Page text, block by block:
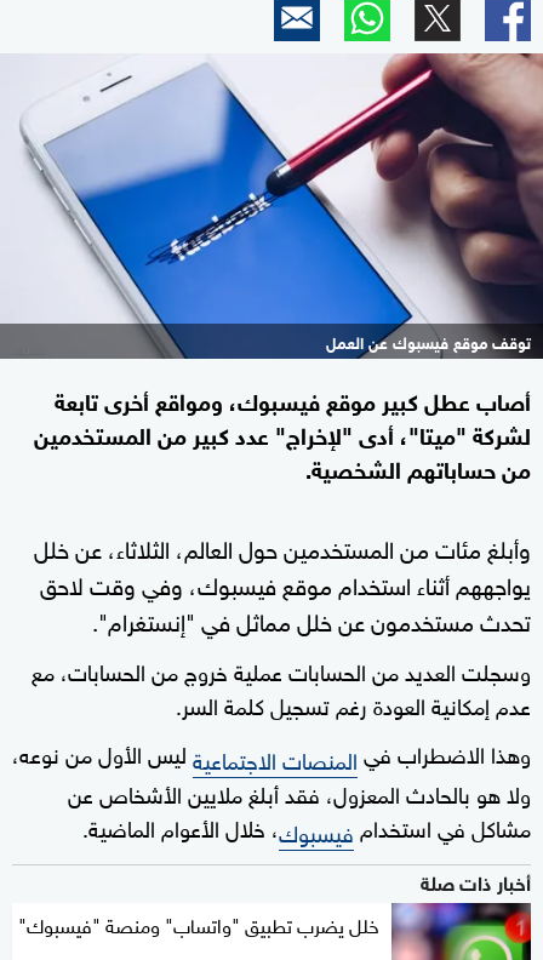
توقف موقع فيسبوك عن العمل
أصاب عطل كبير موقع فيسبوك، ومواقع أخرى تابعة
لشركة "ميتا"، أدى "لإخراج" عدد كبير من المستخدمين
من حساباتهم الشخصية.
وأبلغ مئات من المستخدمين حول العالم، الثلاثاء، عن خلل
يواجههم أثناء استخدام موقع فيسبوك، وفي وقت لاحق
تحدث مستخدمون عن خلل مماثل في "إنستغرام".
وسجلت العديد من الحسابات عملية خروج من الحسابات، مع
عدم إمكانية العودة رغم تسجيل كلمة السر.
وهذا الاضطراب فيالمنصات الاجتماعيةليس الأول من نوعه،
ولا هو بالحادث المعزول، فقد أبلغ ملايين الأشخاص عن
مشاكل في استخدام فيسبوك، خلال الأعوام الماضية.
أخبار ذات صلة
خلل يضرب تطبيق "واتساب" ومنصة "فيسبوك"